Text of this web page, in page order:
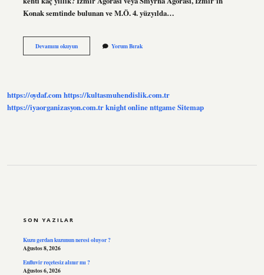
Konak semtinde bulunan ve M.Ö. 4. yüzyılda…
Devamını okuyunAgora
Nın
Yorum Bırak
https://oydaf.comhttps://kultasmuhendislik.com.tr
https://iyaorganizasyon.com.trknight onlinenttgameSitemap
SON YAZILAR
Kuzu gerdan kuzunun neresi oluyor ?
Ağustos 8, 2026
Enfluvir reçetesiz alınır mı ?
Ağustos 6, 2026